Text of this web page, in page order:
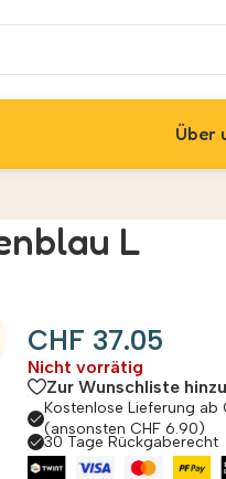
Über
L
CHF 37.05
Nicht vorrätig
Zur Wunschliste
Kostenlose Lieferung ab
(ansonsten CHF 6.90)
30 Tage Rückgaberecht